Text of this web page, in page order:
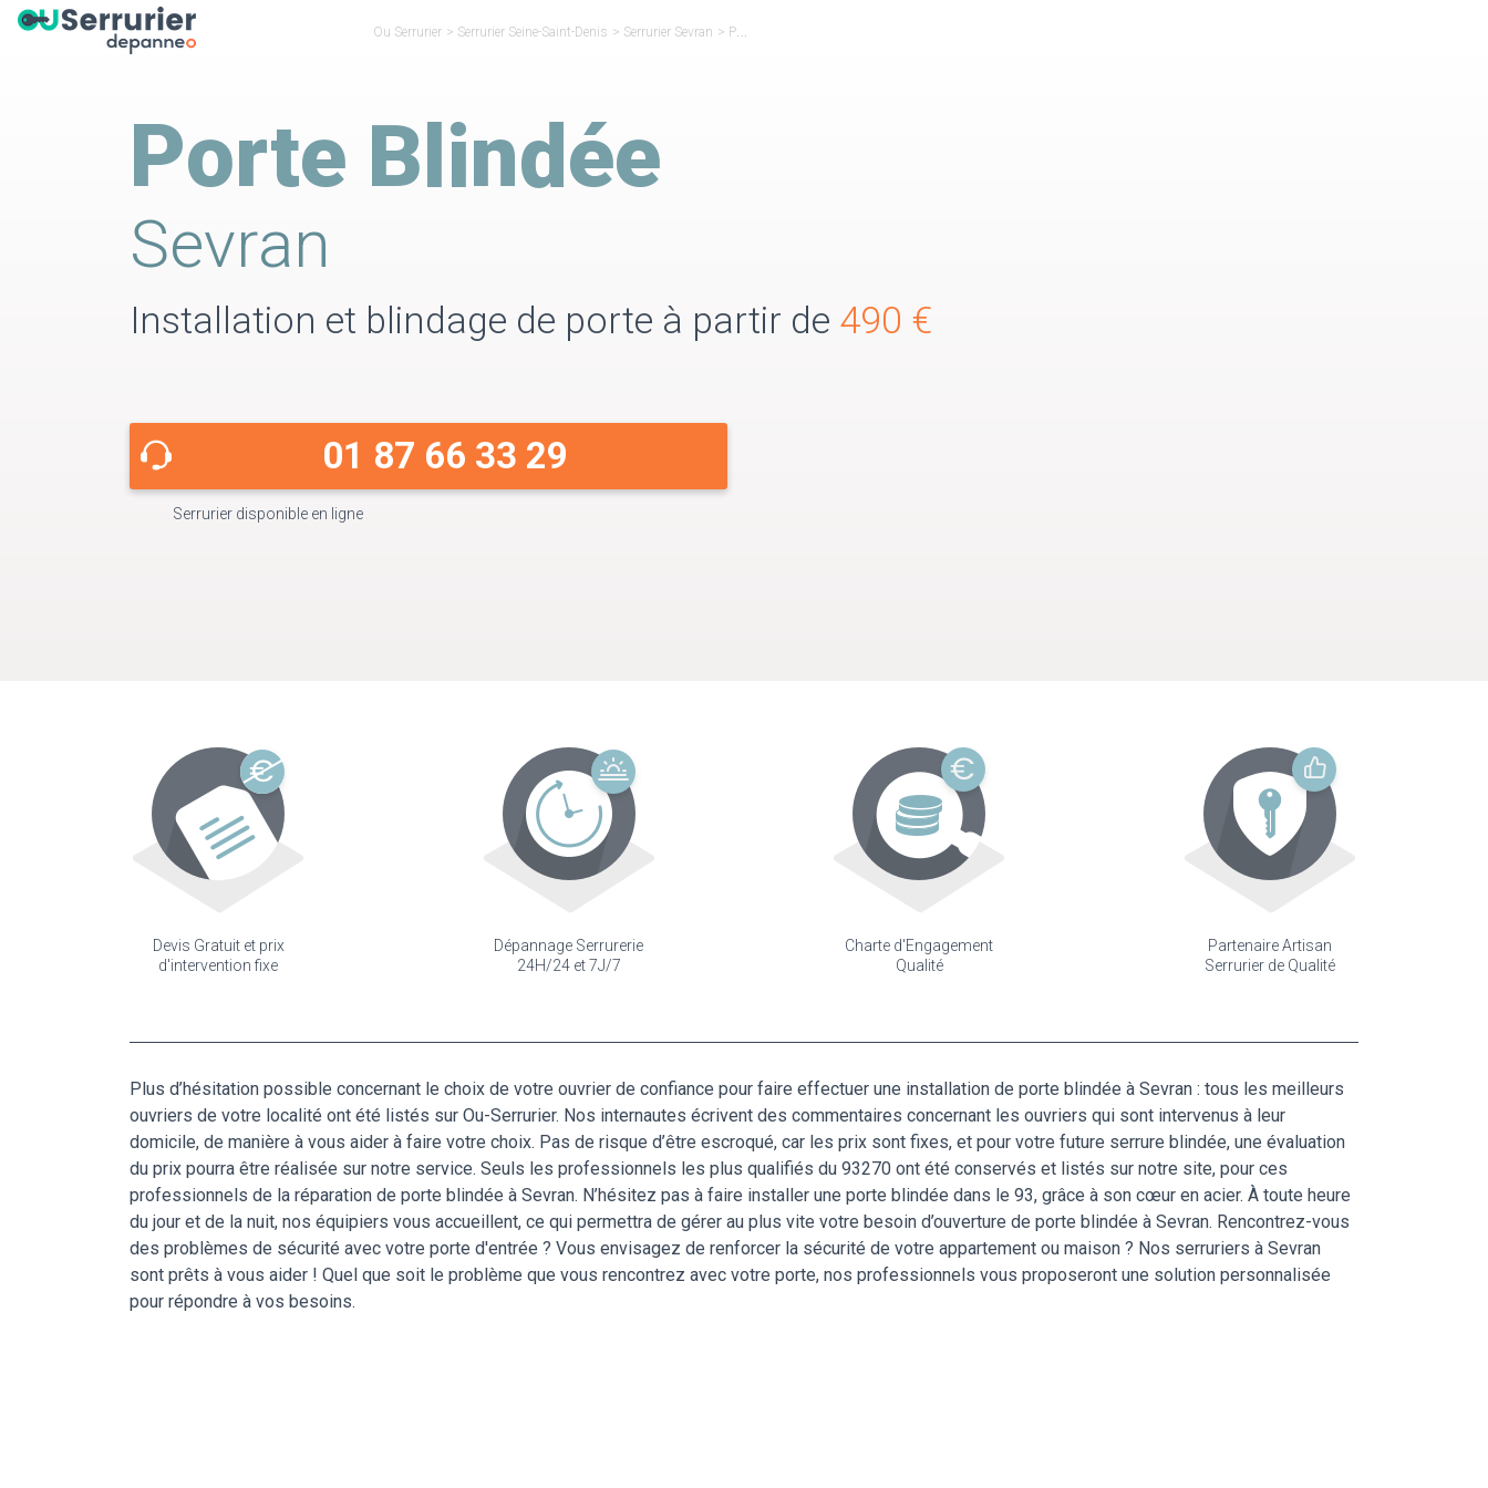
Ou Serrurier > Serrurier Seine-Saint-Denis > Serrurier Sevran > Porte blindée Sevran
Porte Blindée
Sevran
Installation et blindage de porte à partir de 490 €
01 87 66 33 29
Serrurier disponible en ligne
Devis Gratuit et prix
d'intervention fixe
Dépannage Serrurerie
24H/24 et 7J/7
Charte d'Engagement
Qualité
Partenaire Artisan
Serrurier de Qualité
Plus d’hésitation possible concernant le choix de votre ouvrier de confiance pour faire effectuer une installation de porte blindée à Sevran : tous les meilleurs
ouvriers de votre localité ont été listés sur Ou-Serrurier. Nos internautes écrivent des commentaires concernant les ouvriers qui sont intervenus à leur
domicile, de manière à vous aider à faire votre choix. Pas de risque d’être escroqué, car les prix sont fixes, et pour votre future serrure blindée, une évaluation
du prix pourra être réalisée sur notre service. Seuls les professionnels les plus qualifiés du 93270 ont été conservés et listés sur notre site, pour ces
professionnels de la réparation de porte blindée à Sevran. N’hésitez pas à faire installer une porte blindée dans le 93, grâce à son cœur en acier. À toute heure
du jour et de la nuit, nos équipiers vous accueillent, ce qui permettra de gérer au plus vite votre besoin d’ouverture de porte blindée à Sevran. Rencontrez-vous
des problèmes de sécurité avec votre porte d'entrée ? Vous envisagez de renforcer la sécurité de votre appartement ou maison ? Nos serruriers à Sevran
sont prêts à vous aider ! Quel que soit le problème que vous rencontrez avec votre porte, nos professionnels vous proposeront une solution personnalisée
pour répondre à vos besoins.